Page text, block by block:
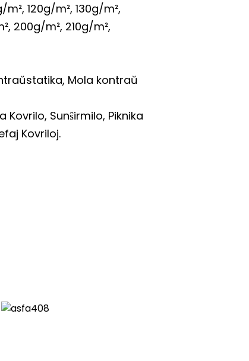
120g/m², 130g/m²,
200g/m², 210g/m²,
Mola kontraŭ
Sunŝirmilo, Piknika
Kovriloj.